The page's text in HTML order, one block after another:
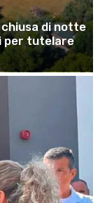
di notte
per tutelare